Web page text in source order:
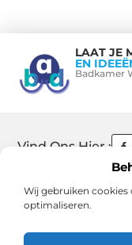
Wij gebruiken cookies
optimaliseren.
LAAT JE
EN
Badkamer
Vind Ons Hier :